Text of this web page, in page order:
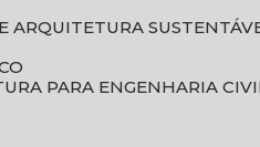
ARQUITETURA
PARA ENGENHARIA